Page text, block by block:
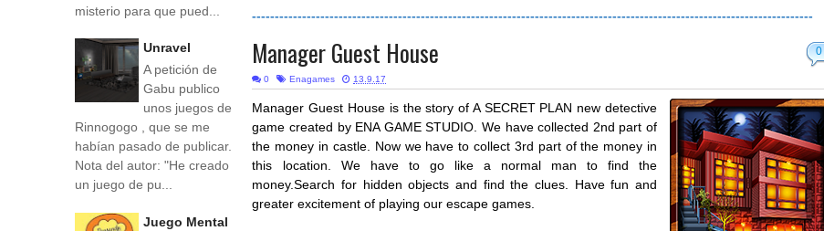
---------------------------------------------------------------------------------------------------------------------------
0
Manager Guest House
0 Enagames 13.9.17
Manager Guest House is the story of A SECRET PLAN new detective
game created by ENA GAME STUDIO. We have collected 2nd part of
the money in castle. Now we have to collect 3rd part of the money in
this location. We have to go like a normal man to find the
money.Search for hidden objects and find the clues. Have fun and
greater excitement of playing our escape games.
misterio para que pued...
Unravel
A petición de
Gabu publico
unos juegos de
Rinnogogo , que se me
habían pasado de publicar.
Nota del autor: "He creado
un juego de pu...
Juego Mental